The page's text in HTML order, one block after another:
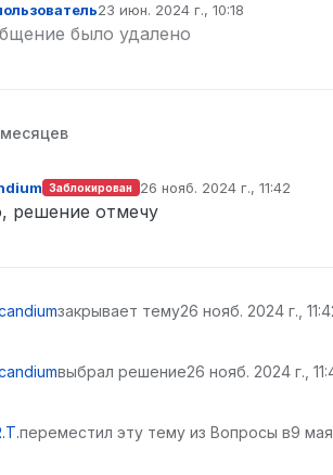
23 июн. 2024 г., 10:18
отредактировано
было удалено
Заблокирован 26 нояб. 2024 г., 11:42
отредактировано
решение отмечу
закрывает тему26 нояб. 2024 г.,
выбрал решение26 нояб. 2024 г.,
переместил эту тему из Вопросы в9